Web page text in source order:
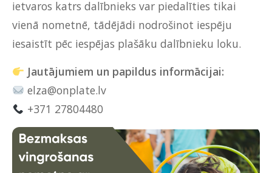
ietvaros katrs dalībnieks var piedalīties tikai
vienā nometnē, tādējādi nodrošinot iespēju
iesaistīt pēc iespējas plašāku dalībnieku loku.
Jautājumiem un papildus informācijai:
elza@onplate.lv
+371 27804480